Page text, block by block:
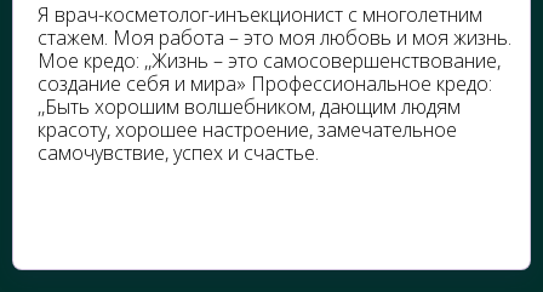
Я врач-косметолог-инъекционист с многолетним
стажем. Моя работа – это моя любовь и моя жизнь.
Мое кредо: ,,Жизнь – это самосовершенствование,
создание себя и мира» Профессиональное кредо:
,,Быть хорошим волшебником, дающим людям
красоту, хорошее настроение, замечательное
самочувствие, успех и счастье.